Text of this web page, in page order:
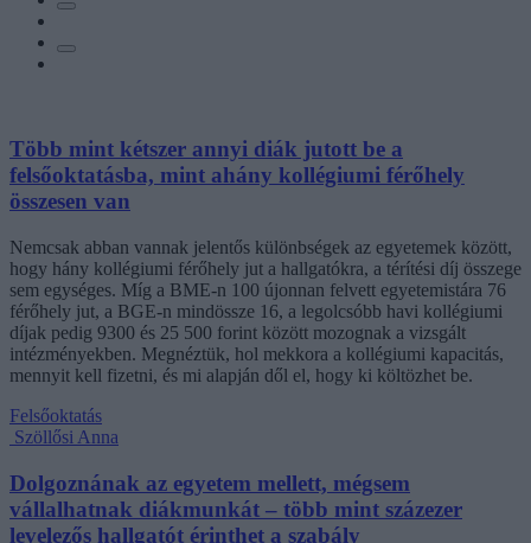
Több mint kétszer annyi diák jutott be a
felsőoktatásba, mint ahány kollégiumi férőhely
összesen van
Nemcsak abban vannak jelentős különbségek az egyetemek között,
hogy hány kollégiumi férőhely jut a hallgatókra, a térítési díj összege
sem egységes. Míg a BME-n 100 újonnan felvett egyetemistára 76
férőhely jut, a BGE-n mindössze 16, a legolcsóbb havi kollégiumi
díjak pedig 9300 és 25 500 forint között mozognak a vizsgált
intézményekben. Megnéztük, hol mekkora a kollégiumi kapacitás,
mennyit kell fizetni, és mi alapján dől el, hogy ki költözhet be.
Felsőoktatás
Szöllősi Anna
Dolgoznának az egyetem mellett, mégsem
vállalhatnak diákmunkát – több mint százezer
levelezős hallgatót érinthet a szabály